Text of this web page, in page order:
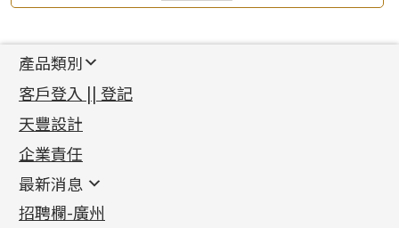
產品類別
新產品
足金系列
足金配件
機織鏈系列
珠仔鏈
镶口链
管狀網鏈
十字車花鏈系列
首飾配件
耳環類配件
卷迫系列
螺絲迫系列
鏈類配件
動感車花吊墜
其他類配件
鑲口類
四爪頭系列
六爪頭系列
首飾系列
手镯系列
貴金屬原料
客戶登入 || 登記
天豐設計
企業責任
最新消息
最新消息
招聘欄-廣州